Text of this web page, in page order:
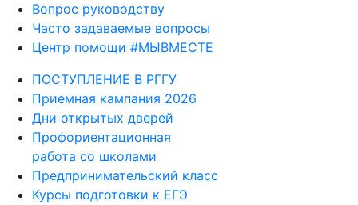
Вопрос руководству
Часто задаваемые вопросы
Центр помощи #МЫВМЕСТЕ
ПОСТУПЛЕНИЕ В РГГУ
Приемная кампания 2026
Дни открытых дверей
Профориентационная
работа со школами
Предпринимательский класс
Курсы подготовки к ЕГЭ